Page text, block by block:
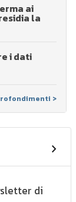
ai
la
i dati
>
di